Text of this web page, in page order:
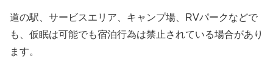
道の駅、サービスエリア、キャンプ場、RVパークなどで
も、仮眠は可能でも宿泊行為は禁止されている場合があり
ます。